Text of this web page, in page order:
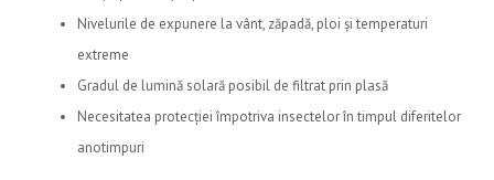
Nivelurile de expunere la vânt, zăpadă, ploi și temperaturi
extreme
Gradul de lumină solară posibil de filtrat prin plasă
Necesitatea protecției împotriva insectelor în timpul diferitelor
anotimpuri